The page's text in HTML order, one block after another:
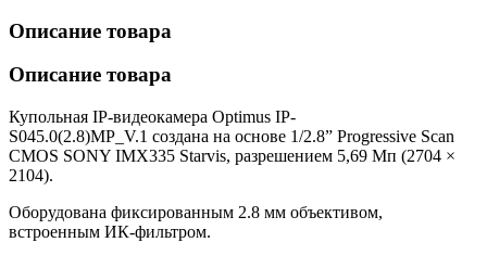
Описание товара
Описание товара
Купольная IP-видеокамера Optimus IP-
S045.0(2.8)MP_V.1 создана на основе 1/2.8” Progressive Scan
CMOS SONY IMX335 Starvis, разрешением 5,69 Мп (2704 ×
2104).
Оборудована фиксированным 2.8 мм объективом,
встроенным ИК-фильтром.